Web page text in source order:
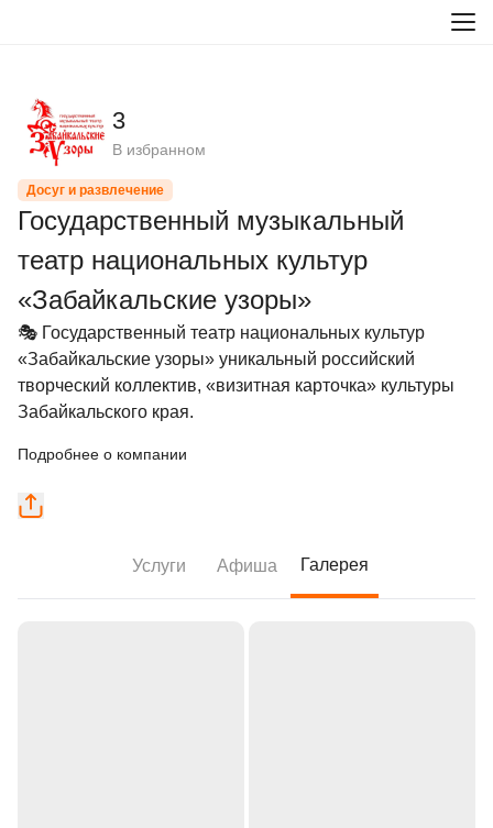
3
В избранном
Досуг и развлечение
Государственный музыкальный
театр национальных культур
«Забайкальские узоры»
🎭 Государственный театр национальных культур
«Забайкальские узоры» уникальный российский
творческий коллектив, «визитная карточка» культуры
Забайкальского края.
Подробнее о компании
Услуги Афиша Галерея